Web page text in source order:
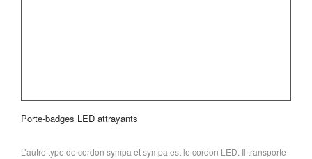
Porte-badges LED attrayants
L’autre type de cordon sympa et sympa est le cordon LED. Il transporte